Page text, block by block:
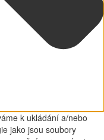
k ukládání a/nebo
jako jsou soubory